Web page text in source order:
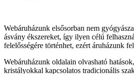
Webáruházunk elsősorban nem
ásvány ékszereket, így ilyen célú
felelősségére történhet, ezért áruházunk
Webáruházunk oldalain olvasható
kristályokkal kapcsolatos tradicionális